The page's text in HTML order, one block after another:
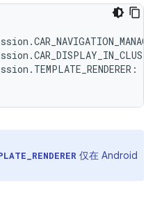
.
.
. TEMPLATE_RENDERER :
仅在 Android